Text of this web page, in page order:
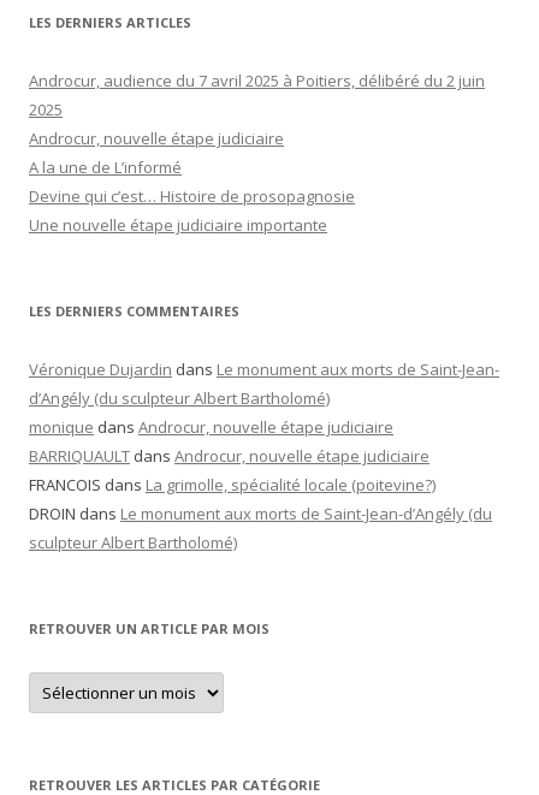
LES DERNIERS ARTICLES
Androcur, audience du 7 avril 2025 à Poitiers, délibéré du 2 juin
2025
Androcur, nouvelle étape judiciaire
A la une de L’informé
Devine qui c’est… Histoire de prosopagnosie
Une nouvelle étape judiciaire importante
LES DERNIERS COMMENTAIRES
Véronique Dujardin dans Le monument aux morts de Saint-Jean-
d’Angély (du sculpteur Albert Bartholomé)
monique dans Androcur, nouvelle étape judiciaire
BARRIQUAULT dans Androcur, nouvelle étape judiciaire
FRANCOIS dans La grimolle, spécialité locale (poitevine?)
DROIN dans Le monument aux morts de Saint-Jean-d’Angély (du
sculpteur Albert Bartholomé)
RETROUVER UN ARTICLE PAR MOIS
Retrouver
un
article
RETROUVER LES ARTICLES PAR CATÉGORIE